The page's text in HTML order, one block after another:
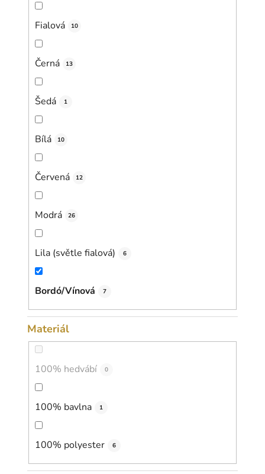
Fialová 10
Černá 13
Šedá 1
Bílá 10
Červená 12
Modrá 26
Lila (světle fialová) 6
Bordó/Vínová 7
Materiál
100% hedvábí 0
100% bavlna 1
100% polyester 6